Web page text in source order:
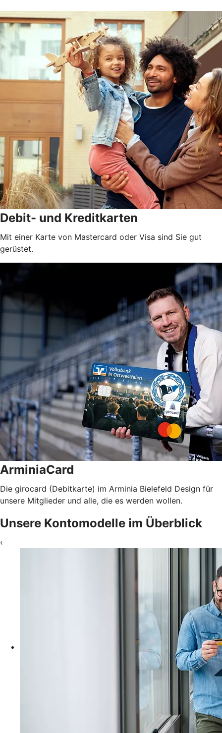
Debit- und Kreditkarten
Mit einer Karte von Mastercard oder Visa sind Sie gut
gerüstet.
ArminiaCard
Die girocard (Debitkarte) im Arminia Bielefeld Design für
unsere Mitglieder und alle, die es werden wollen.
Unsere Kontomodelle im Überblick
‹